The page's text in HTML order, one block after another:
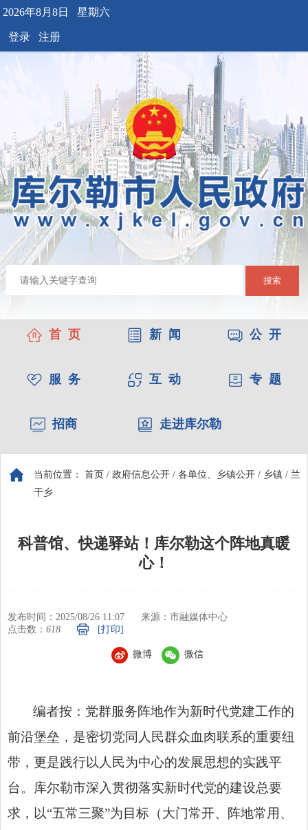
2026年8月8日 星期六
登录 注册
搜索
首 页 新 闻 公 开
服 务 互 动 专 题
招商 走进库尔勒
当前位置： 首页 / 政府信息公开 / 各单位、乡镇公开 / 乡镇 / 兰
干乡
科普馆、快递驿站！库尔勒这个阵地真暖
心！
发布时间：2025/08/26 11:07
来源：市融媒体中心
点击数： 618 [打印]
微博 微信
编者按：党群服务阵地作为新时代党建工作的
前沿堡垒，是密切党同人民群众血肉联系的重要纽
带，更是践行以人民为中心的发展思想的实践平
台。库尔勒市深入贯彻落实新时代党的建设总要
求，以“五常三聚”为目标（大门常开、阵地常用、